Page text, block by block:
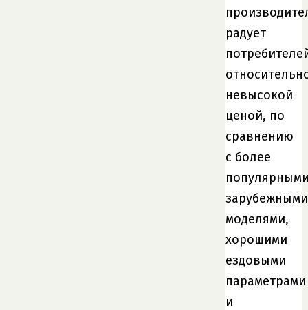
радует
невысокой
ценой, по
сравнению
с более
зарубежными
моделями,
хорошими
ездовыми
параметрами
и